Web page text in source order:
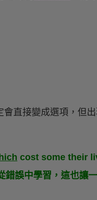
直接變成選項，但
cost some their
誤中學習，這也讓